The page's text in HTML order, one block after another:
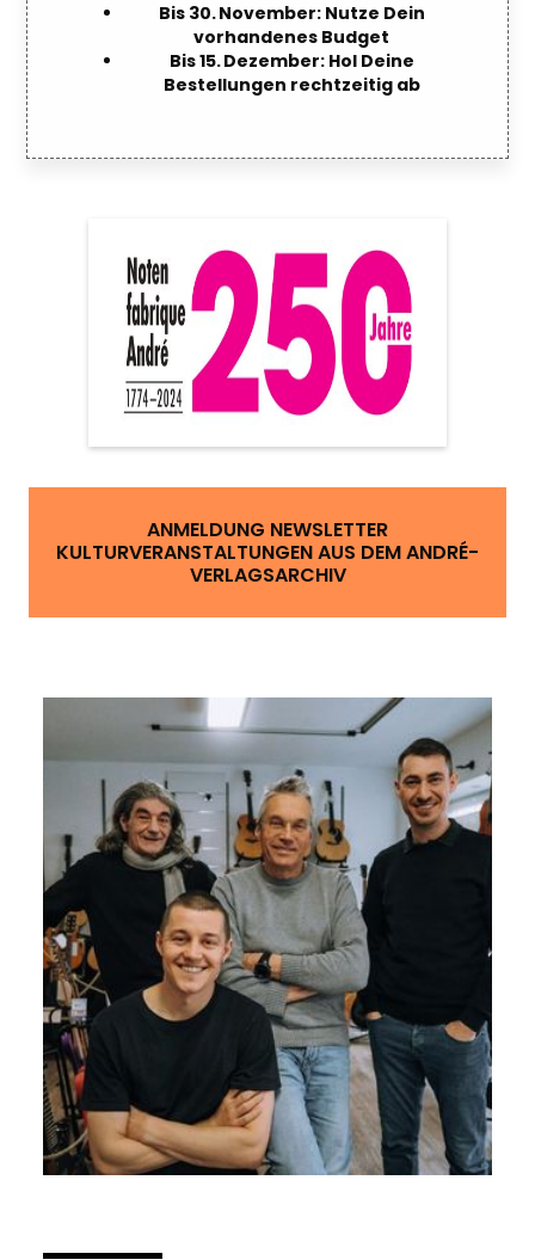
Bis 30. November: Nutze Dein
vorhandenes Budget
Bis 15. Dezember: Hol Deine
Bestellungen rechtzeitig ab
ANMELDUNG NEWSLETTER
KULTURVERANSTALTUNGEN AUS DEM ANDRÉ-
VERLAGSARCHIV